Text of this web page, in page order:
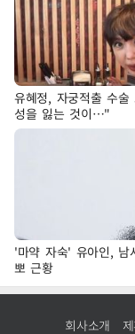
유혜정, 자궁적출 수
성을 잃는 것이…"
'마약 자숙' 유아인, 남
뽀 근황
회사소개